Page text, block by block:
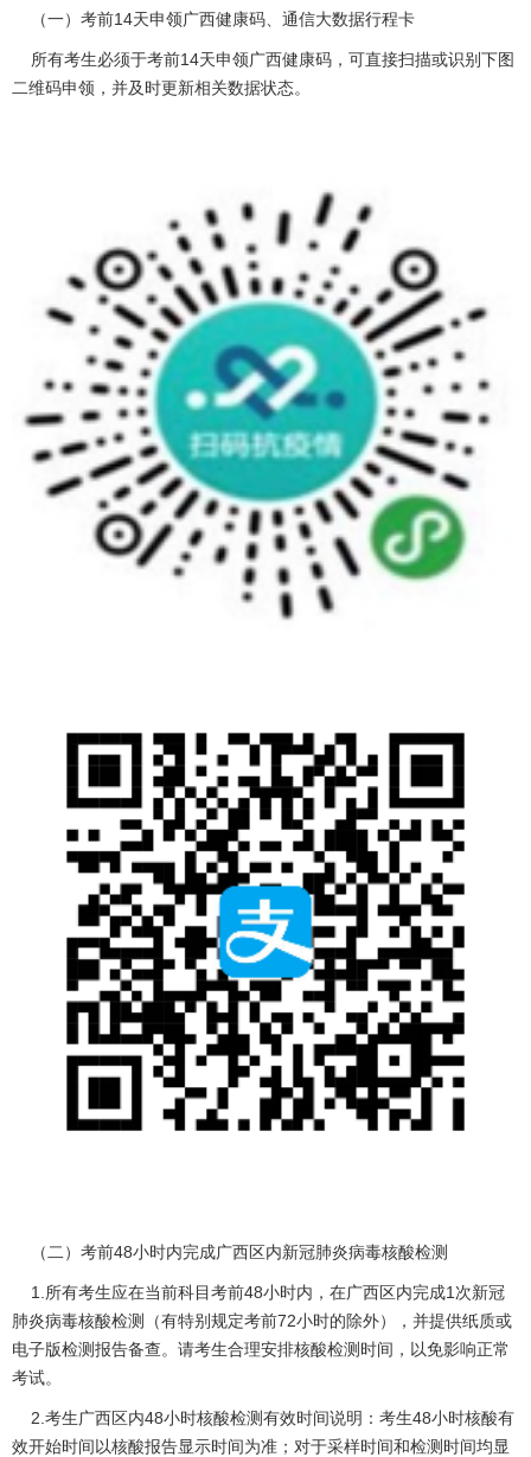
（一）考前14天申领广西健康码、通信大数据行程卡
所有考生必须于考前14天申领广西健康码，可直接扫描或识别下图
二维码申领，并及时更新相关数据状态。
（二）考前48小时内完成广西区内新冠肺炎病毒核酸检测
1.所有考生应在当前科目考前48小时内，在广西区内完成1次新冠
肺炎病毒核酸检测（有特别规定考前72小时的除外），并提供纸质或
电子版检测报告备查。请考生合理安排核酸检测时间，以免影响正常
考试。
2.考生广西区内48小时核酸检测有效时间说明：考生48小时核酸有
效开始时间以核酸报告显示时间为准；对于采样时间和检测时间均显